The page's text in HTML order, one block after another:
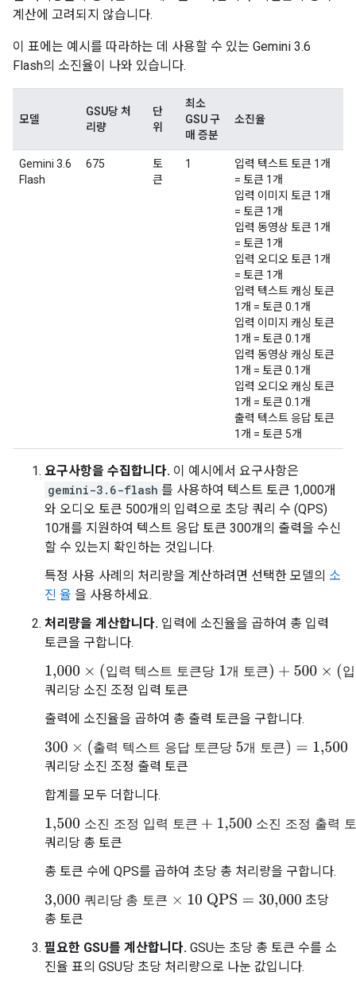
계산에 고려되지 않습니다.
이 표에는 예시를 따라하는 데 사용할 수 있는 Gemini 3.6
Flash의 소진율이 나와 있습니다.
모델
GSU당 처
리량
단
위
최소
GSU 구
매 증분
소진율
Gemini 3.6
Flash
675
토
큰
1
입력 텍스트 토큰 1개
= 토큰 1개
입력 이미지 토큰 1개
= 토큰 1개
입력 동영상 토큰 1개
= 토큰 1개
입력 오디오 토큰 1개
= 토큰 1개
입력 텍스트 캐싱 토큰
1개 = 토큰 0.1개
입력 이미지 캐싱 토큰
1개 = 토큰 0.1개
입력 동영상 캐싱 토큰
1개 = 토큰 0.1개
입력 오디오 캐싱 토큰
1개 = 토큰 0.1개
출력 텍스트 응답 토큰
1개 = 토큰 5개
요구사항을 수집합니다. 이 예시에서 요구사항은
gemini-3.6-flash 를 사용하여 텍스트 토큰 1,000개
와 오디오 토큰 500개의 입력으로 초당 쿼리 수 (QPS)
10개를 지원하여 텍스트 응답 토큰 300개의 출력을 수신
할 수 있는지 확인하는 것입니다.
특정 사용 사례의 처리량을 계산하려면 선택한 모델의 소
진 율 을 사용하세요.
처리량을 계산합니다. 입력에 소진율을 곱하여 총 입력
토큰을 구합니다.
입력 텍스 트 토큰당 개 토큰 입
1,000× (입력 텍스트 토큰당 1개 토큰 +500× (입력 오디오
쿼리당 소진 조정 입력 토큰
출력에 소진율을 곱하여 총 출력 토큰을 구합니다.
출력 텍스 트 응답 토큰당 개 토큰
300× (출력 텍스트 응답 토큰당 5개 토큰 =1,500
쿼리당 소진 조정 출력 토큰
합계를 모두 더합니다.
소진 조정 입력 토큰 소진 조정 출력 토
1,500 소진 조정 입력 토큰+1,500 소진 조정 출력 토큰=
쿼리당 총 토큰
총 토큰 수에 QPS를 곱하여 초당 총 처리량을 구합니다.
쿼 리 당 총 토큰
3,000 쿼리당 총 토큰×10 QPS =30,000
초당
총 토큰
필요한 GSU를 계산합니다. GSU는 초당 총 토큰 수를 소
진율 표의 GSU당 초당 처리량으로 나눈 값입니다.